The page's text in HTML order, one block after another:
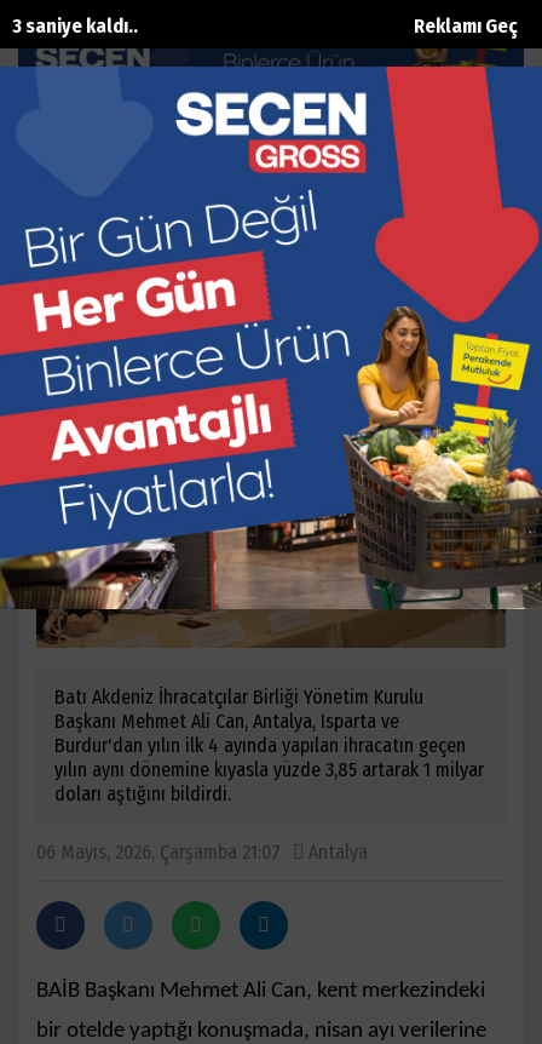
Reklamı Geç
2 saniye kaldı..
İhracatımız 1 milyar doları aştı
Ana Sayfa Ekonomi
Batı Akdeniz İhracatçılar Birliği Yönetim Kurulu
Başkanı Mehmet Ali Can, Antalya, Isparta ve
Burdur'dan yılın ilk 4 ayında yapılan ihracatın geçen
yılın aynı dönemine kıyasla yüzde 3,85 artarak 1 milyar
doları aştığını bildirdi.
06 Mayıs, 2026, Çarşamba 21:07 Antalya
BAİB Başkanı Mehmet Ali Can, kent merkezindeki
bir otelde yaptığı konuşmada, nisan ayı verilerine